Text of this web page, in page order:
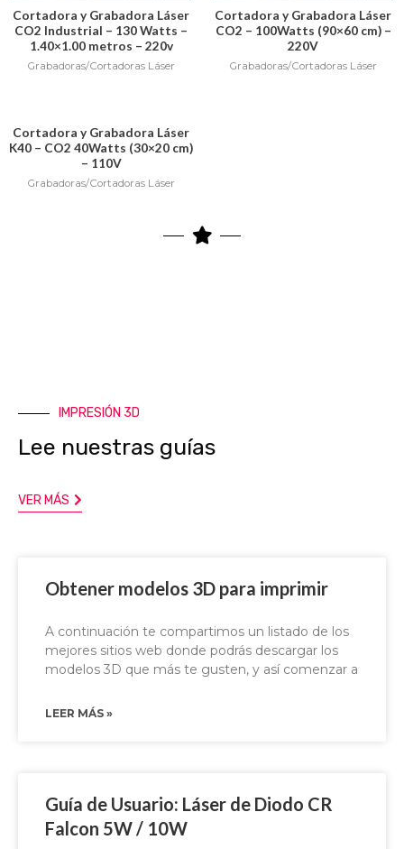
Cortadora y Grabadora Láser
CO2 Industrial – 130 Watts –
1.40×1.00 metros – 220v
Grabadoras/Cortadoras Láser
Cortadora y Grabadora Láser
CO2 – 100Watts (90×60 cm) –
220V
Grabadoras/Cortadoras Láser
Cortadora y Grabadora Láser
K40 – CO2 40Watts (30×20 cm)
– 110V
Grabadoras/Cortadoras Láser
IMPRESIÓN 3D
Lee nuestras guías
VER MÁS
Obtener modelos 3D para imprimir
A continuación te compartimos un listado de los
mejores sitios web donde podrás descargar los
modelos 3D que más te gusten, y así comenzar a
LEER MÁS »
Guía de Usuario: Láser de Diodo CR
Falcon 5W / 10W